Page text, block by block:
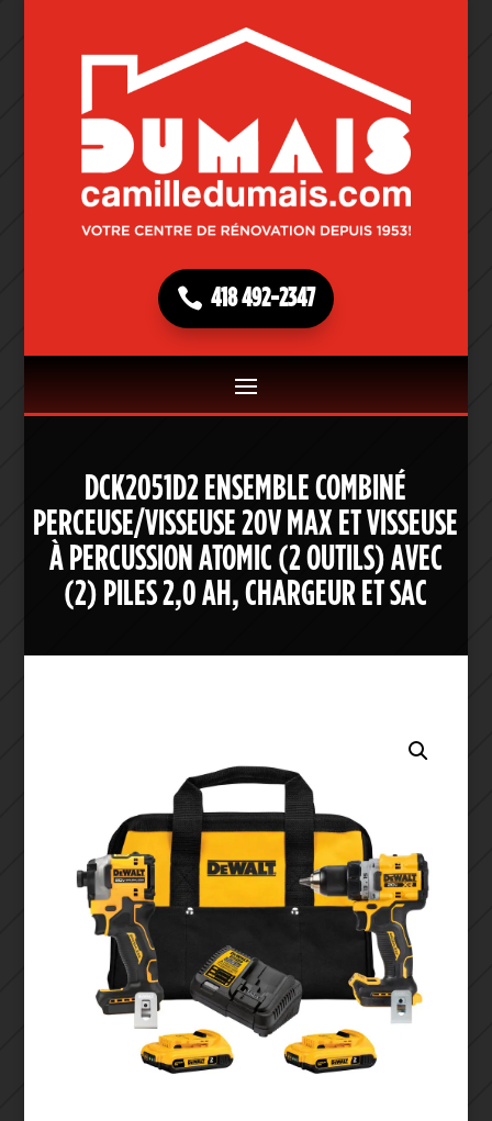
418 492-2347
DCK2051D2 ENSEMBLE COMBINÉ
PERCEUSE/VISSEUSE 20V MAX ET VISSEUSE
À PERCUSSION ATOMIC (2 OUTILS) AVEC
(2) PILES 2,0 AH, CHARGEUR ET SAC